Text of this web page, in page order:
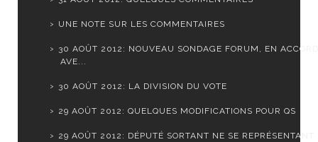
UNE NOTE SUR LES COMMENTAIRES
30 AOÛT 2012: NOUVEAU SONDAGE FORUM, EN ACCORD
AVE...
30 AOÛT 2012: LA DIVISION DU VOTE
29 AOÛT 2012: QUELQUES MODIFICATIONS POUR QS
29 AOÛT 2012: DÉPUTÉ SORTANT NE SE REPRÉSENTANT